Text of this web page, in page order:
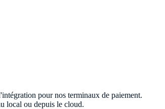
pour nos terminaux de paiement.
local ou depuis le cloud.